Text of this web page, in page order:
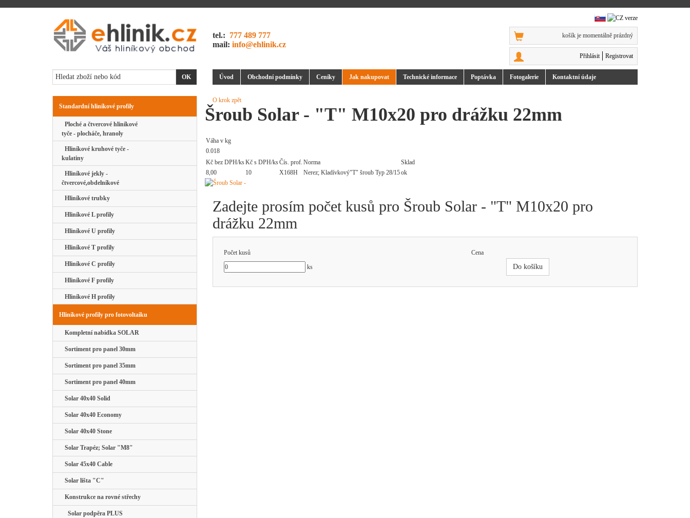
tel.: 777 489 777
mail: info@ehlinik.cz
košík je momentálně prázdný
Přihlásit Registrovat
Úvod Obchodní podmínky Ceníky Jak nakupovat Technické informace Poptávka Fotogalerie Kontaktní údaje
Standardní hliníkové profily
Ploché a čtvercové hliníkové
tyče - plocháče, hranoly
Hliníkové kruhové tyče -
kulatiny
Hliníkové jekly -
čtvercové,obdelníkové
Hliníkové trubky
Hliníkové L profily
Hliníkové U profily
Hliníkové T profily
Hliníkové C profily
Hliníkové F profily
Hliníkové H profily
Hliníkové profily pro fotovoltaiku
Kompletní nabídka SOLAR
Sortiment pro panel 30mm
Sortiment pro panel 35mm
Sortiment pro panel 40mm
Solar 40x40 Solid
Solar 40x40 Economy
Solar 40x40 Stone
Solar Trapéz; Solar "M8"
Solar 45x40 Cable
Solar lišta "C"
Konstrukce na rovné střechy
Solar podpěra PLUS
O krok zpět
Šroub Solar - "T" M10x20 pro drážku 22mm
Váha v kg
0.018
Kč bez DPH/ksKč s DPH/ksČís. prof. Norma
Sklad
8,00
10 X168H Nerez; Kladívkový"T" šroub Typ 28/15ok
Zadejte prosím počet kusů pro Šroub Solar - "T" M10x20 pro
drážku 22mm
Počet kusů
Cena
ks
Do košíku